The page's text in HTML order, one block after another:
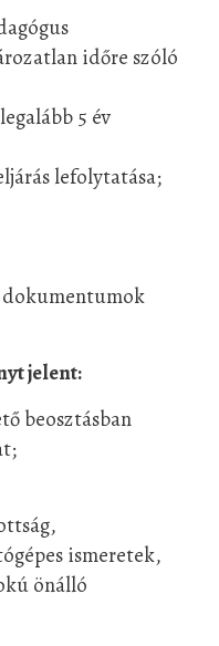
időre szóló
5 év
lefolytatása;
jelent:
beosztásban
ismeretek,
önálló